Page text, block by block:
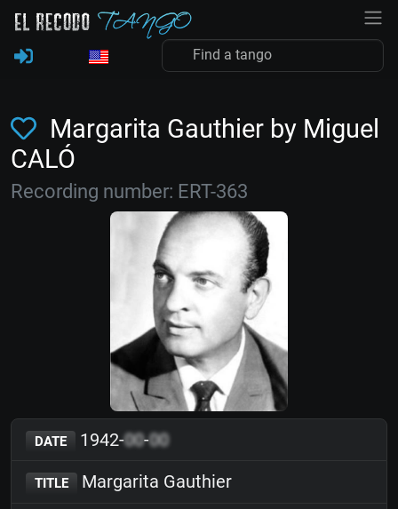
Margarita Gauthier by Miguel
CALÓ
Recording number: ERT-363
DATE 1942-00-00
TITLE Margarita Gauthier